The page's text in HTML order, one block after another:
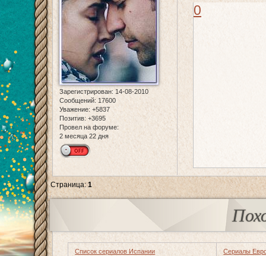
Зарегистрирован: 14-08-2010
Сообщений: 17600
Уважение: +5837
Позитив: +3695
Провел на форуме:
2 месяца 22 дня
0
Страница:1
Список сериалов Испании Сериалы